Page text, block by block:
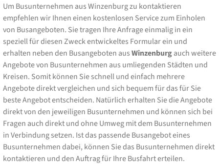
Um Busunternehmen aus Winzenburg zu kontaktieren
empfehlen wir Ihnen einen kostenlosen Service zum Einholen
von Busangeboten. Sie tragen Ihre Anfrage einmalig in ein
speziell für diesen Zweck entwickeltes Formular ein und
erhalten neben den Busangeboten ausWinzenburgauch weitere
Angebote von Busunternehmen aus umliegenden Städten und
Kreisen. Somit können Sie schnell und einfach mehrere
Angebote direkt vergleichen und sich bequem für das für Sie
beste Angebot entscheiden. Natürlich erhalten Sie die Angebote
direkt von den jeweiligen Busunternehmen und können sich bei
Fragen auch direkt und ohne Umweg mit dem Busunternehmen
in Verbindung setzen. Ist das passende Busangebot eines
Busunternehmen dabei, können Sie das Busunternehmen direkt
kontaktieren und den Auftrag für Ihre Busfahrt erteilen.